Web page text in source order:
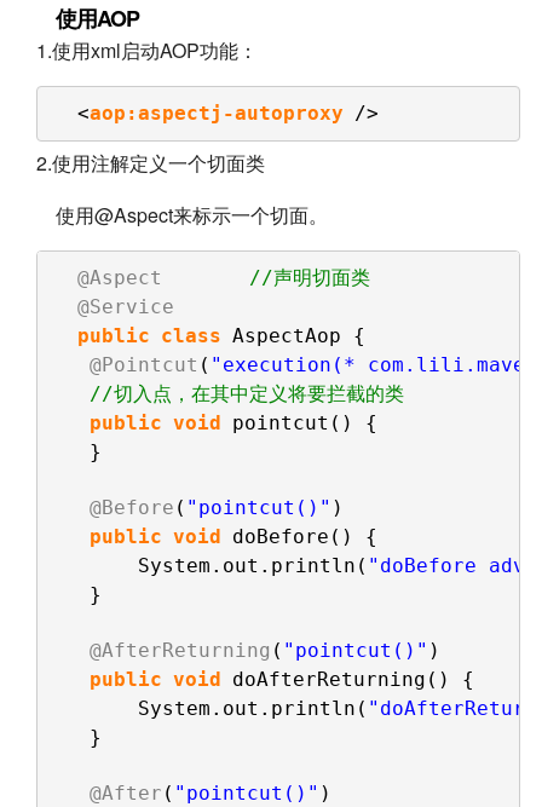
使用AOP
1.使用xml启动AOP功能：
<aop:aspectj-autoproxy />
2.使用注解定义一个切面类
使用@Aspect来标示一个切面。
@Aspect
//声明切面类
@Service
public class AspectAop {
@Pointcut ( "execution(*
//切入点，在其中定义将要拦截的类
public void pointcut() {
}
@Before ( "pointcut()" )
public void doBefore() {
System.out.println( "doBefore
}
@AfterReturning ( "pointcut()" )
public void doAfterReturning() {
System.out.println(
}
@After ( "pointcut()" )